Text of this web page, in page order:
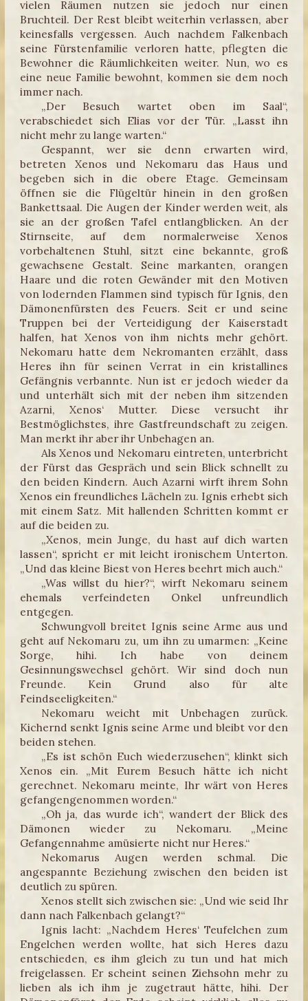
vielen Räumen nutzen sie jedoch nur einen
Bruchteil. Der Rest bleibt weiterhin verlassen, aber
keinesfalls vergessen. Auch nachdem Falkenbach
seine Fürstenfamilie verloren hatte, pflegten die
Bewohner die Räumlichkeiten weiter. Nun, wo es
eine neue Familie bewohnt, kommen sie dem noch
immer nach.
„Der Besuch wartet oben im Saal“,
verabschiedet sich Elias vor der Tür. „Lasst ihn
nicht mehr zu lange warten.“
Gespannt, wer sie denn erwarten wird,
betreten Xenos und Nekomaru das Haus und
begeben sich in die obere Etage. Gemeinsam
öffnen sie die Flügeltür hinein in den großen
Bankettsaal. Die Augen der Kinder werden weit, als
sie an der großen Tafel entlangblicken. An der
Stirnseite, auf dem normalerweise Xenos
vorbehaltenen Stuhl, sitzt eine bekannte, groß
gewachsene Gestalt. Seine markanten, orangen
Haare und die roten Gewänder mit den Motiven
von lodernden Flammen sind typisch für Ignis, den
Dämonenfürsten des Feuers. Seit er und seine
Truppen bei der Verteidigung der Kaiserstadt
halfen, hat Xenos von ihm nichts mehr gehört.
Nekomaru hatte dem Nekromanten erzählt, dass
Heres ihn für seinen Verrat in ein kristallines
Gefängnis verbannte. Nun ist er jedoch wieder da
und unterhält sich mit der neben ihm sitzenden
Azarni, Xenos‘ Mutter. Diese versucht ihr
Bestmöglichstes, ihre Gastfreundschaft zu zeigen.
Man merkt ihr aber ihr Unbehagen an.
Als Xenos und Nekomaru eintreten, unterbricht
der Fürst das Gespräch und sein Blick schnellt zu
den beiden Kindern. Auch Azarni wirft ihrem Sohn
Xenos ein freundliches Lächeln zu. Ignis erhebt sich
mit einem Satz. Mit hallenden Schritten kommt er
auf die beiden zu.
„Xenos, mein Junge, du hast auf dich warten
lassen“, spricht er mit leicht ironischem Unterton.
„Und das kleine Biest von Heres beehrt mich auch.“
„Was willst du hier?“, wirft Nekomaru seinem
ehemals verfeindeten Onkel unfreundlich
entgegen.
Schwungvoll breitet Ignis seine Arme aus und
geht auf Nekomaru zu, um ihn zu umarmen: „Keine
Sorge, hihi. Ich habe von deinem
Gesinnungswechsel gehört. Wir sind doch nun
Freunde. Kein Grund also für alte
Feindseeligkeiten.“
Nekomaru weicht mit Unbehagen zurück.
Kichernd senkt Ignis seine Arme und bleibt vor den
beiden stehen.
„Es ist schön Euch wiederzusehen“, klinkt sich
Xenos ein. „Mit Eurem Besuch hätte ich nicht
gerechnet. Nekomaru meinte, Ihr wärt von Heres
gefangengenommen worden.“
„Oh ja, das wurde ich“, wandert der Blick des
Dämonen wieder zu Nekomaru. „Meine
Gefangennahme amüsierte nicht nur Heres.“
Nekomarus Augen werden schmal. Die
angespannte Beziehung zwischen den beiden ist
deutlich zu spüren.
Xenos stellt sich zwischen sie: „Und wie seid Ihr
dann nach Falkenbach gelangt?“
Ignis lacht: „Nachdem Heres‘ Teufelchen zum
Engelchen werden wollte, hat sich Heres dazu
entschieden, es ihm gleich zu tun und hat mich
freigelassen. Er scheint seinen Ziehsohn mehr zu
lieben als ich ihm je zugetraut hätte, hihi. Der